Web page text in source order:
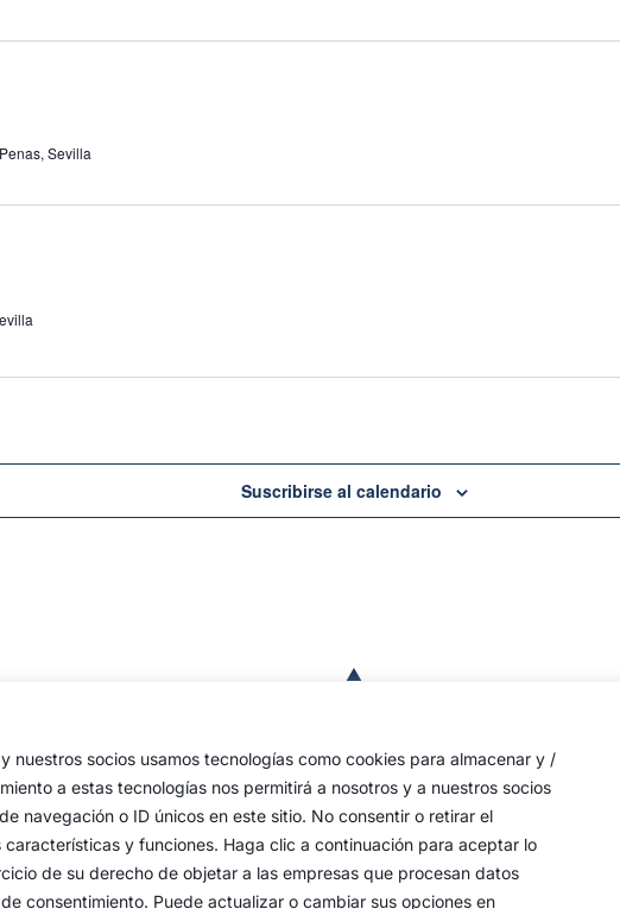
nuestros socios usamos tecnologías como cookies para almacenar y /
a estas tecnologías nos permitirá a nosotros y a nuestros socios
navegación o ID únicos en este sitio. No consentir o retirar el
y funciones. Haga clic a continuación para aceptar lo
de su derecho de objetar a las empresas que procesan datos
consentimiento. Puede actualizar o cambiar sus opciones en
Sevilla
Suscribirse al calendario
de
Jesús de las
la Estrella,
San
Justa y